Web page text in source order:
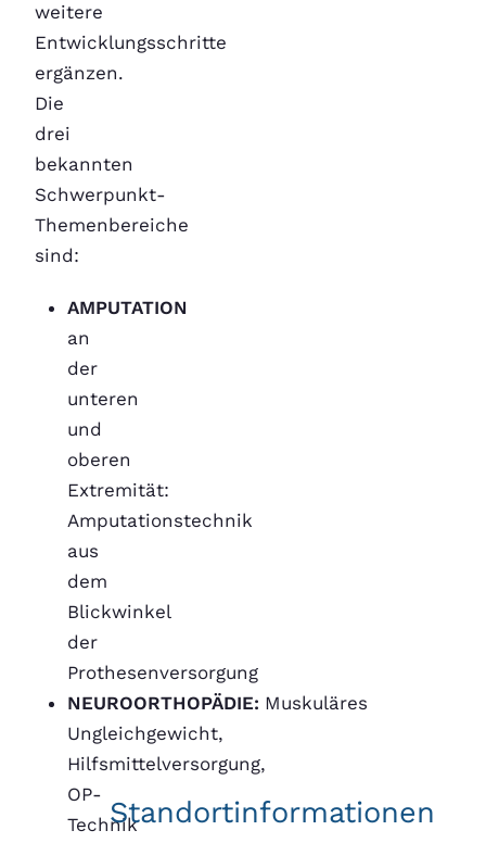
weitere
Entwicklungsschritte
ergänzen.
Die
drei
bekannten
Schwerpunkt-
Themenbereiche
sind:
AMPUTATION
an
der
unteren
und
oberen
Extremität:
Amputationstechnik
aus
dem
Blickwinkel
der
Prothesenversorgung
NEUROORTHOPÄDIE: Muskuläres
Ungleichgewicht,
Hilfsmittelversorgung,
OP-
TechnikStandortinformationen